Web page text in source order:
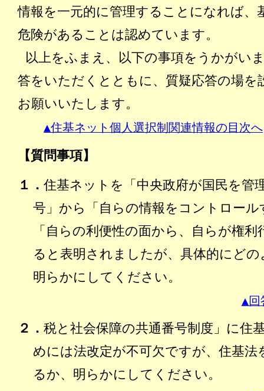
情報を一元的に管理することになれば、
危険があることは認めています。
以上をふまえ、以下の事項をうかがい
答をいただくとともに、質疑応答の場
お願いいたします。
▲住基ネット個人選択制関連情報の目次へ
【質問事項】
１．住基ネットを「中央政府が国民を管
号」から「自らの情報をコントロー
「自らの利便性の面から、自らが権
ると表明されましたが、具体的にど
明らかにしてください。
▲回
２．税と社会保障の共通番号制度」に住
めには法改定が不可欠ですが、住基法
るか、明らかにしてください。